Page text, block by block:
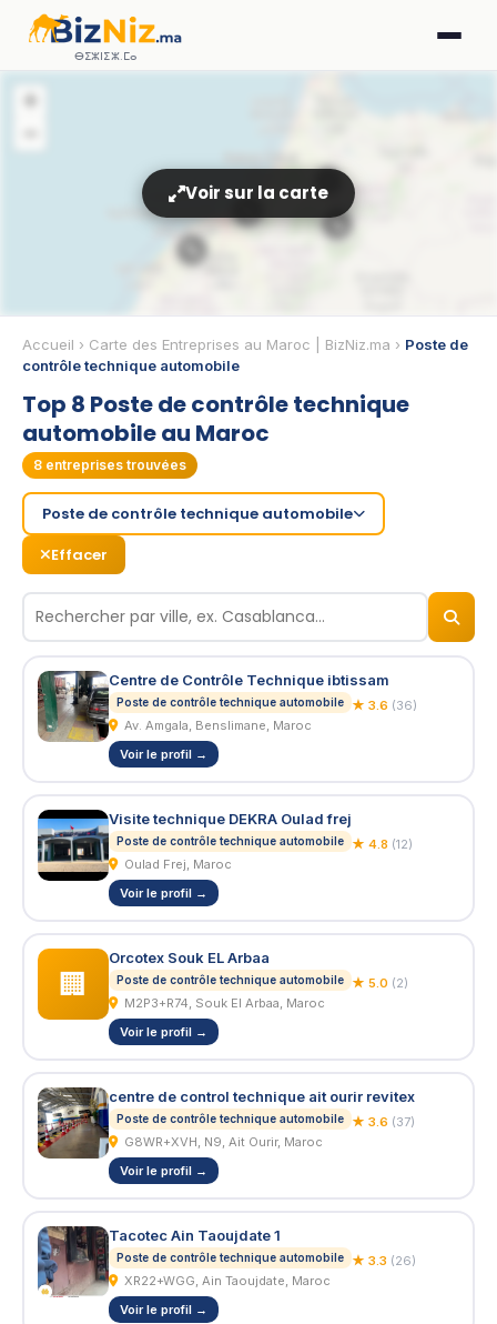
ⴱⵉⵣⵏⵉⵣ.ⵎⴰ
Accueil › Carte des Entreprises au Maroc | BizNiz.ma › Poste de
contrôle technique automobile
Top 8 Poste de contrôle technique
automobile au Maroc
8 entreprises trouvées
Poste de contrôle technique automobile
Effacer
Centre de Contrôle Technique ibtissam
Poste de contrôle technique automobile ★ 3.6 (36)
Av. Amgala, Benslimane, Maroc
Voir le profil →
Visite technique DEKRA Oulad frej
Poste de contrôle technique automobile ★ 4.8 (12)
Oulad Frej, Maroc
Voir le profil →
🏢
Orcotex Souk EL Arbaa
Poste de contrôle technique automobile ★ 5.0 (2)
M2P3+R74, Souk El Arbaa, Maroc
Voir le profil →
centre de control technique ait ourir revitex
Poste de contrôle technique automobile ★ 3.6 (37)
G8WR+XVH, N9, Ait Ourir, Maroc
Voir le profil →
Tacotec Ain Taoujdate 1
Poste de contrôle technique automobile ★ 3.3 (26)
XR22+WGG, Ain Taoujdate, Maroc
Voir le profil →
🔧
🔧
🔧
+
−
Voir sur la carte